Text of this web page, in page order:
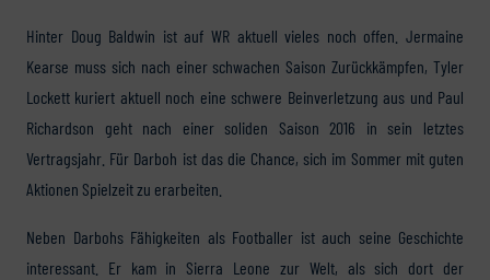
Hinter Doug Baldwin ist auf WR aktuell vieles noch offen. Jermaine
Kearse muss sich nach einer schwachen Saison Zurückkämpfen, Tyler
Lockett kuriert aktuell noch eine schwere Beinverletzung aus und Paul
Richardson geht nach einer soliden Saison 2016 in sein letztes
Vertragsjahr. Für Darboh ist das die Chance, sich im Sommer mit guten
Aktionen Spielzeit zu erarbeiten.
Neben Darbohs Fähigkeiten als Footballer ist auch seine Geschichte
interessant. Er kam in Sierra Leone zur Welt, als sich dort der